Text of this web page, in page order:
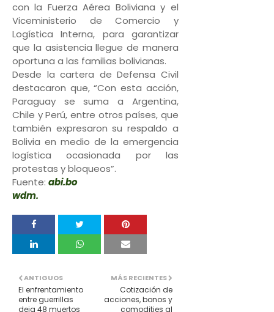
con la Fuerza Aérea Boliviana y el
Viceministerio de Comercio y
Logística Interna, para garantizar
que la asistencia llegue de manera
oportuna a las familias bolivianas.
Desde la cartera de Defensa Civil
destacaron que, “Con esta acción,
Paraguay se suma a Argentina,
Chile y Perú, entre otros países, que
también expresaron su respaldo a
Bolivia en medio de la emergencia
logística ocasionada por las
protestas y bloqueos”.
Fuente: abi.bo
wdm.
MÁS RECIENTES
Cotización de
acciones, bonos y
comodities al
ANTIGUOS
El enfrentamiento
entre guerrillas
deja 48 muertos